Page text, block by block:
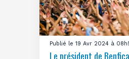
Publié le 19 Avr 2024 à
Le président de